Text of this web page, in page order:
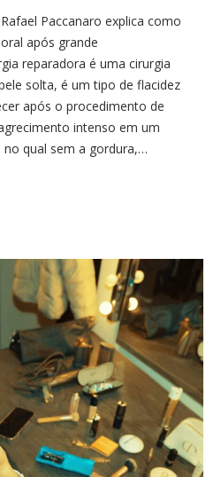
Paccanaro explica como
após grande
reparadora é uma cirurgia
solta, é um tipo de flacidez
após o procedimento de
intenso em um
qual sem a gordura,…